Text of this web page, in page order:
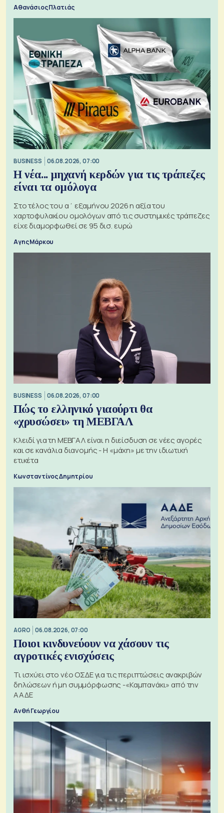
Αθανάσιος Πλατιάς
BUSINESS 06.08.2026, 07:00
Η νέα... μηχανή κερδών για τις τράπεζες
είναι τα ομόλογα
Στο τέλος του α΄ εξαμήνου 2026 η αξία του
χαρτοφυλακίου ομολόγων από τις συστημικές τράπεζες
είχε διαμορφωθεί σε 95 δισ. ευρώ
Αγης Μάρκου
BUSINESS 06.08.2026, 07:00
Πώς το ελληνικό γιαούρτι θα
«χρυσώσει» τη ΜΕΒΓΑΛ
Κλειδί για τη ΜΕΒΓΑΛ είναι η διείσδυση σε νέες αγορές
και σε κανάλια διανομής - Η «μάχη» με την ιδιωτική
ετικέτα
Κωνσταντίνος Δημητρίου
AGRO 06.08.2026, 07:00
Ποιοι κινδυνεύουν να χάσουν τις
αγροτικές ενισχύσεις
Τι ισχύει στο νέο ΟΣΔΕ για τις περιπτώσεις ανακριβών
δηλώσεων ή μη συμμόρφωσης -«Καμπανάκι» από την
ΑΑΔΕ
Ανθή Γεωργίου